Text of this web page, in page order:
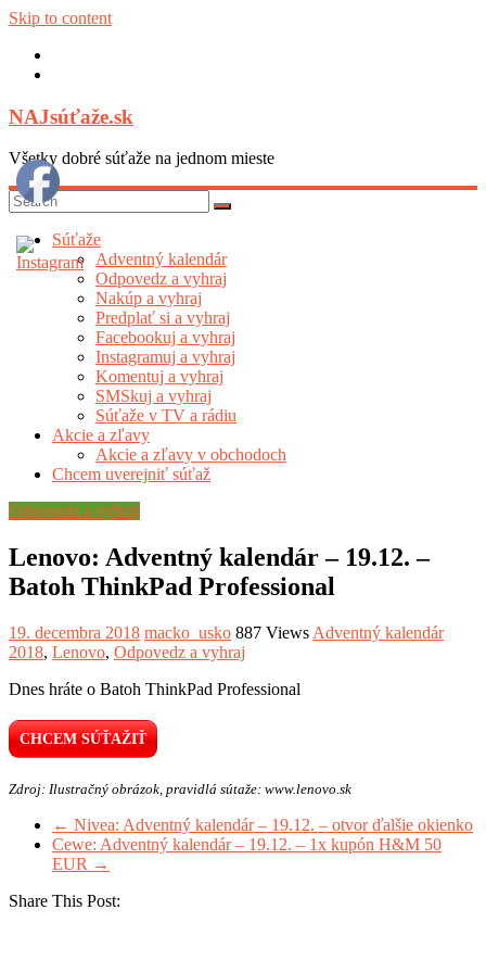
Skip to content
NAJsúťaže.sk
Všetky dobré súťaže na jednom mieste
Súťaže
Adventný kalendár
Odpovedz a vyhraj
Nakúp a vyhraj
Predplať si a vyhraj
Facebookuj a vyhraj
Instagramuj a vyhraj
Komentuj a vyhraj
SMSkuj a vyhraj
Súťaže v TV a rádiu
Akcie a zľavy
Akcie a zľavy v obchodoch
Chcem uverejniť súťaž
Odpovedz a vyhraj
Lenovo: Adventný kalendár – 19.12. –
Batoh ThinkPad Professional
19. decembra 2018 macko_usko 887 Views Adventný kalendár
2018, Lenovo, Odpovedz a vyhraj
Dnes hráte o Batoh ThinkPad Professional
CHCEM SÚŤAŽIŤ
Zdroj: Ilustračný obrázok, pravidlá sútaže: www.lenovo.sk
← Nivea: Adventný kalendár – 19.12. – otvor ďalšie okienko
Cewe: Adventný kalendár – 19.12. – 1x kupón H&M 50
EUR →
Share This Post: